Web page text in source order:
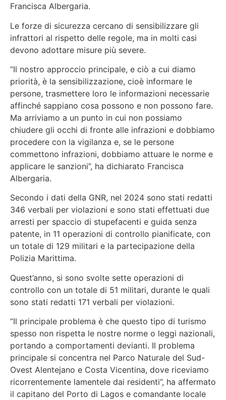
Francisca Albergaria.
Le forze di sicurezza cercano di sensibilizzare gli
infrattori al rispetto delle regole, ma in molti casi
devono adottare misure più severe.
“Il nostro approccio principale, e ciò a cui diamo
priorità, è la sensibilizzazione, cioè informare le
persone, trasmettere loro le informazioni necessarie
affinché sappiano cosa possono e non possono fare.
Ma arriviamo a un punto in cui non possiamo
chiudere gli occhi di fronte alle infrazioni e dobbiamo
procedere con la vigilanza e, se le persone
commettono infrazioni, dobbiamo attuare le norme e
applicare le sanzioni”, ha dichiarato Francisca
Albergaria.
Secondo i dati della GNR, nel 2024 sono stati redatti
346 verbali per violazioni e sono stati effettuati due
arresti per spaccio di stupefacenti e guida senza
patente, in 11 operazioni di controllo pianificate, con
un totale di 129 militari e la partecipazione della
Polizia Marittima.
Quest’anno, si sono svolte sette operazioni di
controllo con un totale di 51 militari, durante le quali
sono stati redatti 171 verbali per violazioni.
“Il principale problema è che questo tipo di turismo
spesso non rispetta le nostre norme o leggi nazionali,
portando a comportamenti devianti. Il problema
principale si concentra nel Parco Naturale del Sud-
Ovest Alentejano e Costa Vicentina, dove riceviamo
ricorrentemente lamentele dai residenti”, ha affermato
il capitano del Porto di Lagos e comandante locale